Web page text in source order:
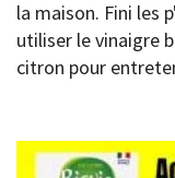
la maison. Fini les
utiliser le vinaigre
citron pour